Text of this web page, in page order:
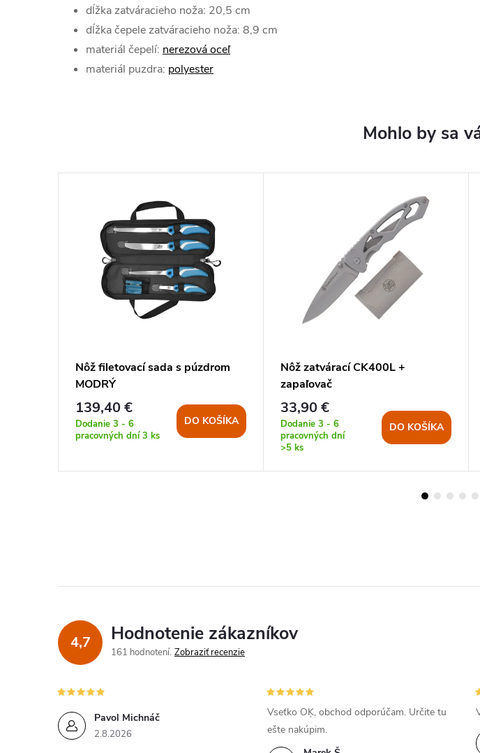
dĺžka zatváracieho noža: 20,5 cm
dĺžka čepele zatváracieho noža: 8,9 cm
materiál čepelí: nerezová oceľ
materiál puzdra: polyester
Nôž filetovací sada s púzdrom
MODRÝ
139,40 €
Dodanie 3 - 6
pracovných dní3 ks
DO KOŠÍKA
Nôž zatvárací CK400L +
zapaľovač
33,90 €
Dodanie 3 - 6
pracovných dní
>5 ks
DO KOŠÍKA
4,7 Hodnotenie zákazníkov
161 hodnotení Zobraziť recenzie
Pavol Michnáč
2.8.2026
Vseťko OĶ, obchod odporúčam. Určite tu
ešte nakúpim.